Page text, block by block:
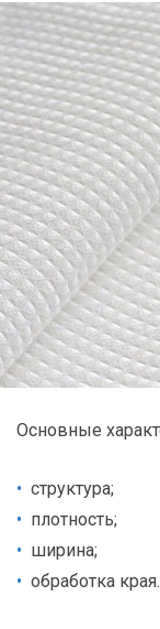
Основные
структура;
плотность;
ширина;
обработка края.